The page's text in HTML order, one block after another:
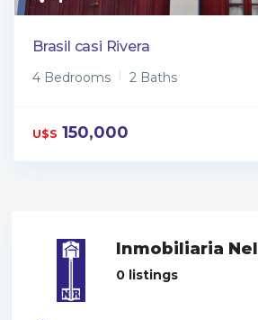
Brasil casi Rivera
4 Bedrooms 2 Baths
U$S 150,000
Inmobiliaria
0 listings